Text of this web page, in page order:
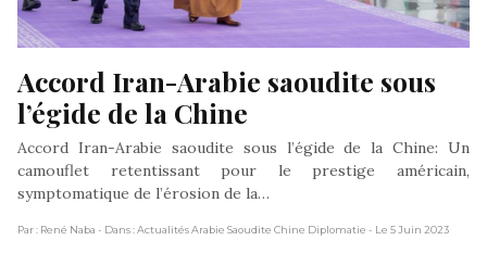
Accord Iran-Arabie saoudite sous
l’égide de la Chine
Accord Iran-Arabie saoudite sous l’égide de la Chine: Un
camouflet retentissant pour le prestige américain,
symptomatique de l’érosion de la…
Par : René Naba - Dans : Actualités Arabie Saoudite Chine Diplomatie - Le 5 Juin 2023